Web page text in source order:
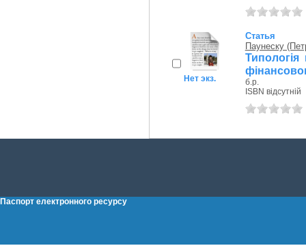
Нет экз.
Статья
Паунеску
б.р.
ISBN відсутній
Паспорт електронного ресурсу